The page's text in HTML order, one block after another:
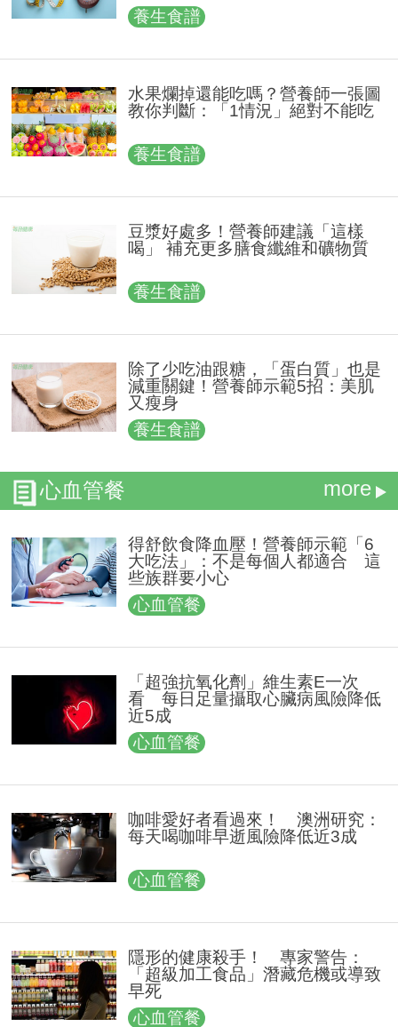
養生食譜
水果爛掉還能吃嗎？營養師一張圖
教你判斷：「1情況」絕對不能吃
養生食譜
豆漿好處多！營養師建議「這樣
喝」 補充更多膳食纖維和礦物質
養生食譜
除了少吃油跟糖，「蛋白質」也是
減重關鍵！營養師示範5招：美肌
又瘦身
養生食譜
心血管餐 more
得舒飲食降血壓！營養師示範「6
大吃法」：不是每個人都適合 這
些族群要小心
心血管餐
「超強抗氧化劑」維生素E一次
看 每日足量攝取心臟病風險降低
近5成
心血管餐
咖啡愛好者看過來！ 澳洲研究：
每天喝咖啡早逝風險降低近3成
心血管餐
隱形的健康殺手！ 專家警告：
「超級加工食品」潛藏危機或導致
早死
心血管餐